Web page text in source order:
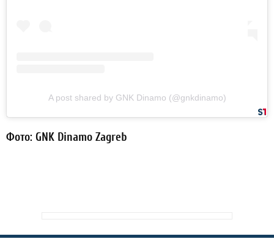
A post shared by GNK Dinamo (@gnkdinamo)
Фото: GNK Dinamo Zagreb